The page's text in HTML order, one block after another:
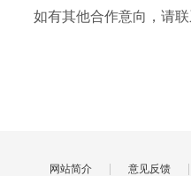
如有其他合作意向，请
网站简介 | 意见反馈